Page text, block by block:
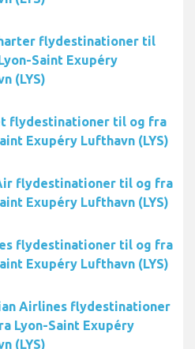
flydestinationer til
Saint Exupéry
(LYS)
flydestinationer til og fra
Exupéry Lufthavn (LYS)
flydestinationer til og fra
Exupéry Lufthavn (LYS)
flydestinationer til og fra
Exupéry Lufthavn (LYS)
Airlines flydestinationer
Lyon-Saint Exupéry
(LYS)